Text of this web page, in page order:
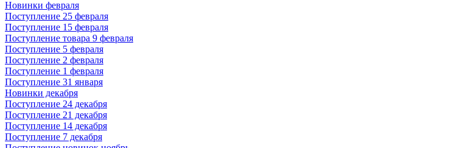
Новинки февраля
Поступление 25 февраля
Поступление 15 февраля
Поступление товара 9 февраля
Поступление 5 февраля
Поступление 2 февраля
Поступление 1 февраля
Поступление 31 января
Новинки декабря
Поступление 24 декабря
Поступление 21 декабря
Поступление 14 декабря
Поступление 7 декабря